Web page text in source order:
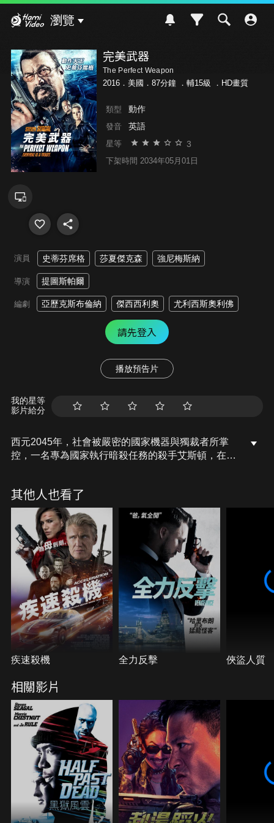
瀏覽
完美武器
The Perfect Weapon
2016．美國．87分鐘 ． 輔15級 ．HD畫質
類型 動作
發音 英語
星等 3
下架時間 2034年05月01日
演員 史蒂芬席格 莎夏傑克森 強尼梅斯納
導演 提圖斯帕爾
編劇 亞歷克斯布倫納 傑西西利奧 尤利西斯奧利佛
請先登入
播放預告片
我的星等
影片給分
西元2045年，社會被嚴密的國家機器與獨裁者所掌
控，一名專為國家執行暗殺任務的殺手艾斯頓，在接
人……
其他人也看了
疾速殺機 全力反擊 俠盜人質
相關影片